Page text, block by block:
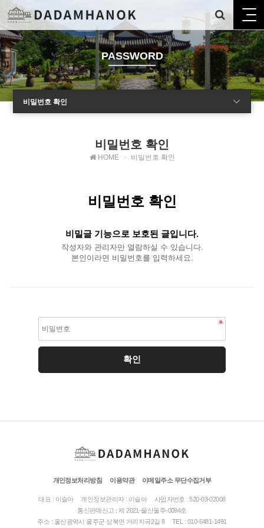
PASSWORD
비밀번호 확인
비밀번호 확인
HOME 비밀번호 확인
비밀번호 확인
비밀글 기능으로 보호된 글입니다.
작성자와 관리자만 열람하실 수 있습니다.
본인이라면 비밀번호를 입력하세요.
개인정보처리방침 이용약관 이메일주소 무단수집거부
대표 : 이슬아 개인정보관리자 : 이슬아
사업자번호 : 520-03-02008
통신판매신고 : 제 2021-울산울주-0094호
주소 : 울산광역시 울주군 상북면 거리지곡2길 8
TEL : 010-6481-1491